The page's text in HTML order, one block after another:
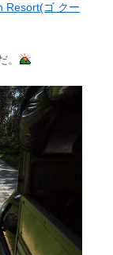
Resort(ゴ クー
。